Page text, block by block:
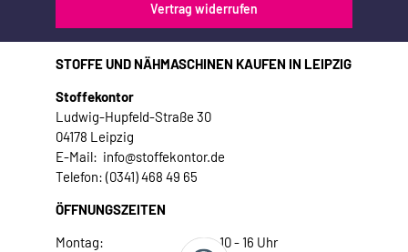
Vertrag widerrufen
STOFFE UND NÄHMASCHINEN KAUFEN IN LEIPZIG
Stoffekontor
Ludwig-Hupfeld-Straße 30
04178 Leipzig
E-Mail: info@stoffekontor.de
Telefon: (0341) 468 49 65
ÖFFNUNGSZEITEN
Montag:
10 - 16 Uhr